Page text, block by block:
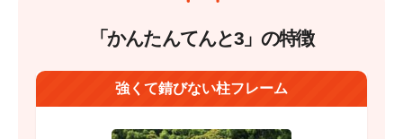
「かんたんてんと3」の特徴
強くて錆びない柱フレーム